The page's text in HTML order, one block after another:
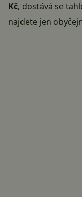
Kč, dostává se
najdete jen